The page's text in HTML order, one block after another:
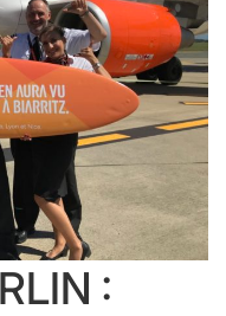
: